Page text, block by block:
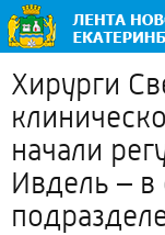
Хирурги
начали
Ивдель – в